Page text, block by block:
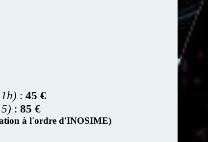
: 45 €
: 85 €
à l'ordre d'INOSIME)